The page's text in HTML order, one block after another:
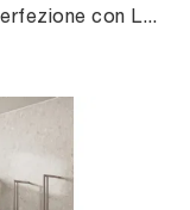
Arreda il tuo bagno moderno alla perfezione con Line Stone Small, rubinetteria e accessori in metallo di Agha.